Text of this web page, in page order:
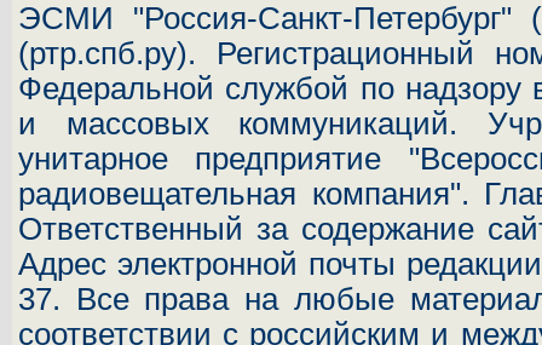
ЭСМИ "Россия-Санкт-Петербург" (
(ртр.спб.ру). Регистрационный
Федеральной службой по
и массовых коммуникаций.
унитарное предприятие
радиовещательная компания".
Ответственный за содержание
Адрес электронной почты
37. Все права на любые
соответствии с российским и